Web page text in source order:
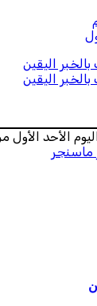
الأحد الأول من
ماسنجر